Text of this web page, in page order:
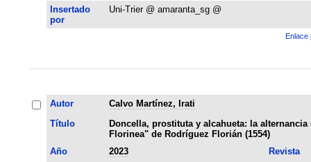
Insertado
por
Uni-Trier @ amaranta_sg @
Enlace
Autor
Calvo Martínez, Irati
Título
Doncella, prostituta y alcahueta: la
Florinea" de Rodríguez Florián (1554)
Año
2023
Revista